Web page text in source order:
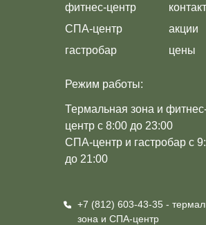
+7 (812) 603-43-35 -
зона и СПА-центр
Режим работы:
Термальная зона и
центр с 8:00 до 23:00
СПА-центр и гастробар с
до 21:00
цены
акции
фитнес-центр
СПА-центр
гастробар